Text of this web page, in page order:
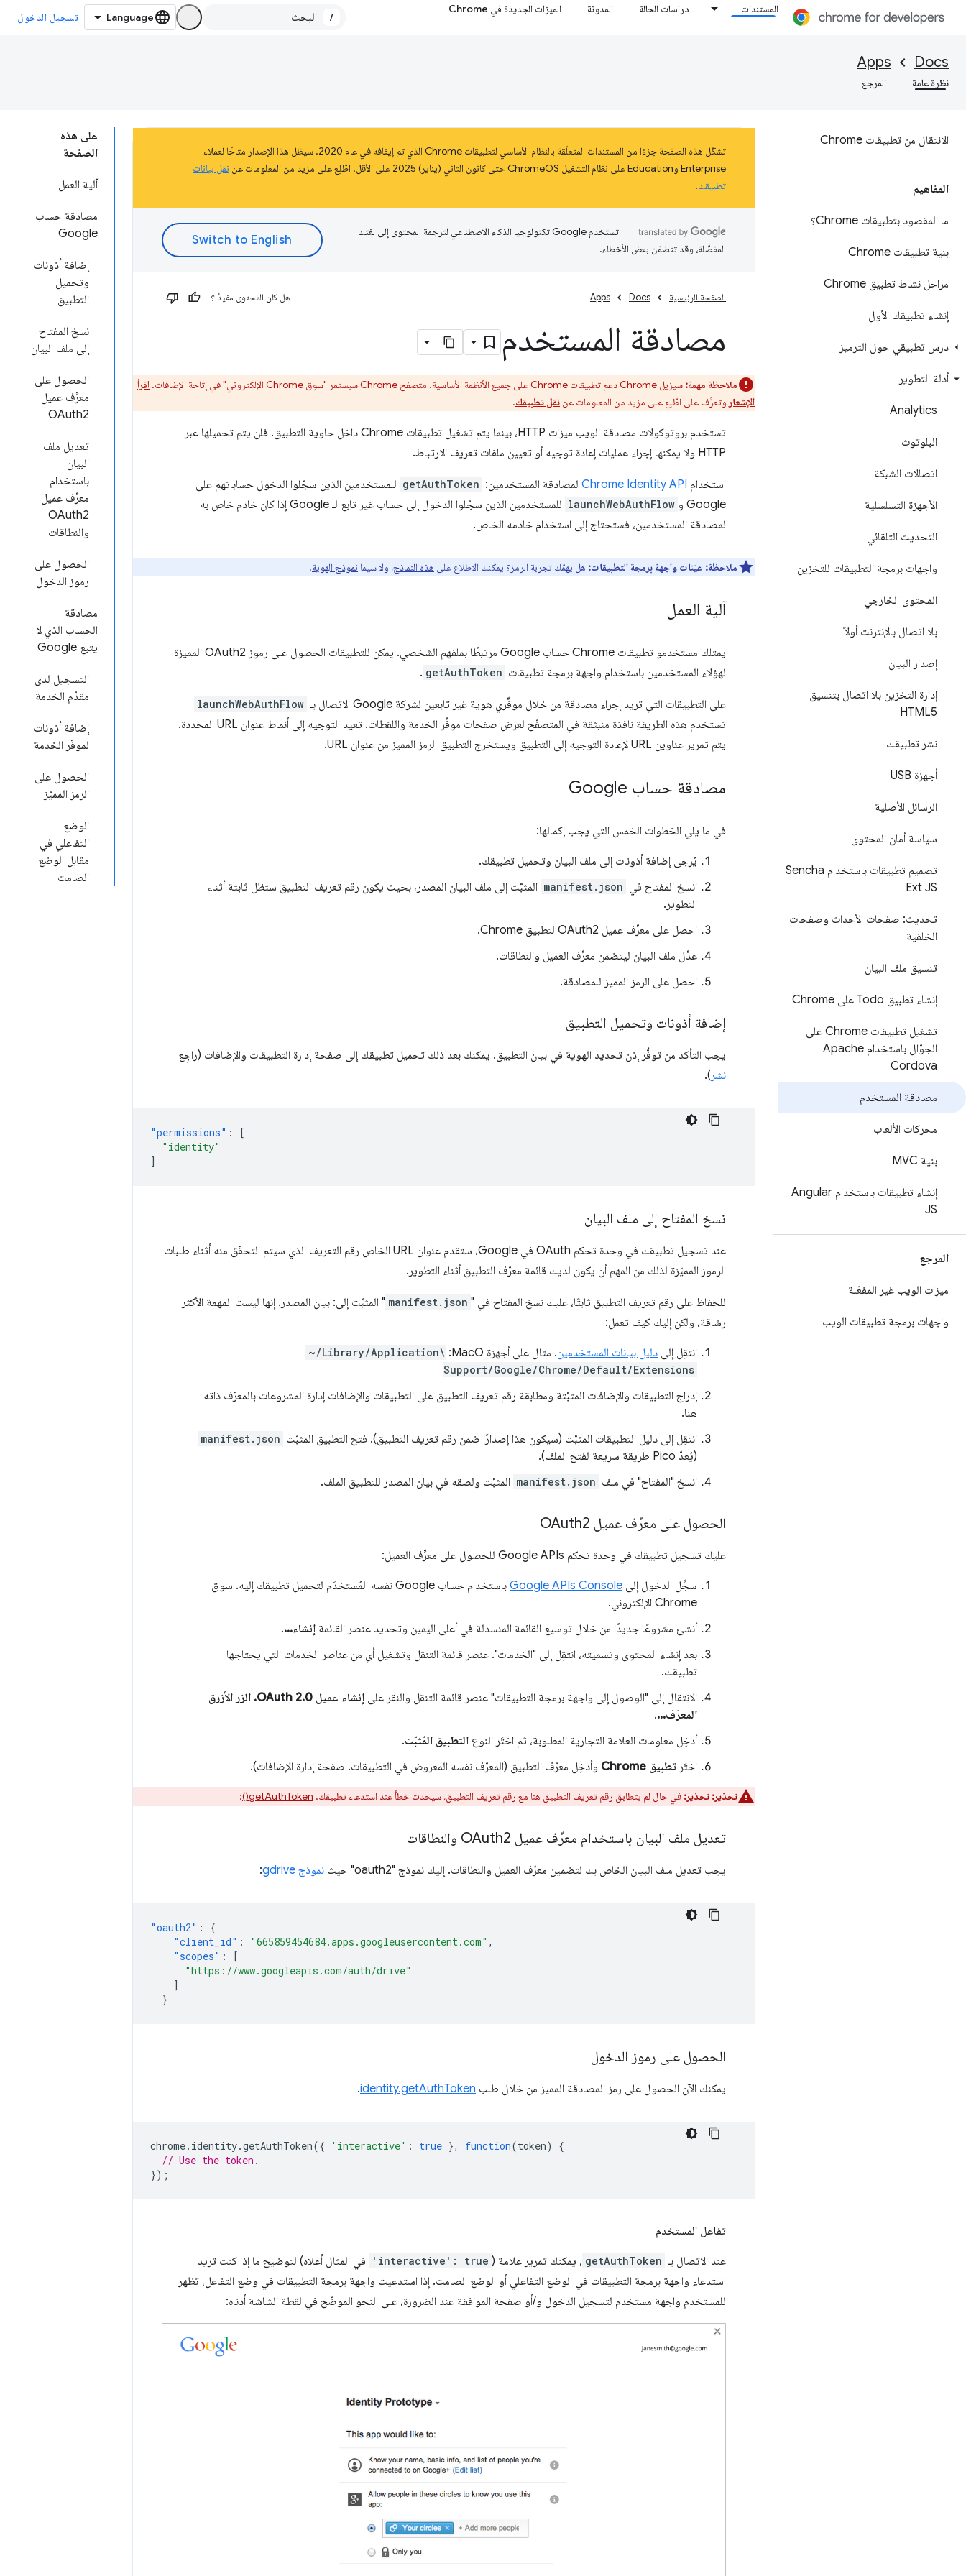
المستندات دراسات الحالة المدونة الميزات الجديدة في Chrome
/ تسجيل الدخول
Docs
Apps
نظرة عامة المرجع
الانتقال من تطبيقات Chrome
المفاهيم
ما المقصود بتطبيقات Chrome؟
بنية تطبيقات Chrome
مراحل نشاط تطبيق Chrome
إنشاء تطبيقك الأول
درس تطبيقي حول الترميز
أدلة التطوير
Analytics
البلوتوث
اتصالات الشبكة
الأجهزة التسلسلية
التحديث التلقائي
واجهات برمجة التطبيقات للتخزين
المحتوى الخارجي
بلا اتصال بالإنترنت أولاً
إصدار البيان
إدارة التخزين بلا اتصال بتنسيق
HTML5
نشر تطبيقك
أجهزة USB
الرسائل الأصلية
سياسة أمان المحتوى
تصميم تطبيقات باستخدام Sencha
Ext JS
تحديث: صفحات الأحداث وصفحات
الخلفية
تنسيق ملف البيان
إنشاء تطبيق Todo على Chrome
تشغيل تطبيقات Chrome على
الجوّال باستخدام Apache
Cordova
مصادقة المستخدم
محركات الألعاب
بنية MVC
إنشاء تطبيقات باستخدام Angular
JS
المرجع
ميزات الويب غير المفعّلة
واجهات برمجة تطبيقات الويب
على هذه
الصفحة
آلية العمل
مصادقة حساب
Google
إضافة أذونات
وتحميل
التطبيق
نسخ المفتاح
إلى ملف البيان
الحصول على
معرِّف عميل
OAuth2
تعديل ملف
البيان
باستخدام
معرِّف عميل
OAuth2
والنطاقات
الحصول على
رموز الدخول
مصادقة
الحساب الذي لا
يتبع Google
التسجيل لدى
مقدّم الخدمة
إضافة أذونات
لموفّر الخدمة
الحصول على
الرمز المميّز
الوضع
التفاعلي في
مقابل الوضع
الصامت
تشكّل هذه الصفحة جزءًا من المستندات المتعلّقة بالنظام الأساسي لتطبيقات Chrome الذي تم إيقافه في عام 2020. سيظل هذا الإصدار متاحًا لعملاء
Enterprise وEducation على نظام التشغيل ChromeOS حتى كانون الثاني (يناير) 2025 على الأقل. اطّلِع على مزيد من المعلومات عن
نقل بيانات
تطبيقك.
تستخدم Google تكنولوجيا الذكاء الاصطناعي لترجمة المحتوى إلى لغتك
المفضّلة، وقد تتضمّن بعض الأخطاء.
الصفحة الرئيسية Docs
Apps هل كان المحتوى مفيدًا؟
مصادقة المستخدم
ملاحظة مهمة: سيزيل Chrome دعم تطبيقات Chrome على جميع الأنظمة الأساسية. متصفح Chrome سيستمر "سوق Chrome الإلكتروني" في إتاحة الإضافات.
اقرأ
الإشعار وتعرَّف على اطّلِع على مزيد من المعلومات عن نقل تطبيقك.
تستخدم بروتوكولات مصادقة الويب ميزات HTTP، بينما يتم تشغيل تطبيقات Chrome داخل حاوية التطبيق. فلن يتم تحميلها عبر
HTTP ولا يمكنها إجراء عمليات إعادة توجيه أو تعيين ملفات تعريف الارتباط.
استخدام Chrome Identity API لمصادقة المستخدمين: getAuthToken للمستخدمين الذين سجّلوا الدخول حساباتهم على
Google و
launchWebAuthFlow
للمستخدمين الذين سجّلوا الدخول إلى حساب غير تابع لـ Google إذا كان خادم خاص به
لمصادقة المستخدمين، فستحتاج إلى استخدام خادمه الخاص.
ملاحظة: عيّنات واجهة برمجة التطبيقات: هل يهمّك تجربة الرمز؟ يمكنك الاطلاع على هذه النماذج، ولا سيما نموذج الهوية.
آلية العمل
يمتلك مستخدمو تطبيقات Chrome حساب Google مرتبطًا بملفهم الشخصي. يمكن للتطبيقات الحصول على رموز OAuth2 المميزة
لهؤلاء المستخدمين باستخدام واجهة برمجة تطبيقات getAuthToken
.
على التطبيقات التي تريد إجراء مصادقة من خلال موفِّري هوية غير تابعين لشركة Google الاتصال بـ launchWebAuthFlow
تستخدم هذه الطريقة نافذة منبثقة في المتصفّح لعرض صفحات موفِّر الخدمة واللقطات. تعيد التوجيه إلى أنماط عنوان URL المحددة.
يتم تمرير عناوين URL لإعادة التوجيه إلى التطبيق ويستخرج التطبيق الرمز المميز من عنوان URL.
مصادقة حساب Google
في ما يلي الخطوات الخمس التي يجب إكمالها:
يُرجى إضافة أذونات إلى ملف البيان وتحميل تطبيقك.
انسخ المفتاح في manifest.json المثبَّت إلى ملف البيان المصدر، بحيث يكون رقم تعريف التطبيق ستظل ثابتة أثناء
التطوير.
احصل على معرِّف عميل OAuth2 لتطبيق Chrome.
عدِّل ملف البيان ليتضمن معرِّف العميل والنطاقات.
احصل على الرمز المميز للمصادقة.
إضافة أذونات وتحميل التطبيق
يجب التأكد من توفُّر إذن تحديد الهوية في بيان التطبيق. يمكنك بعد ذلك تحميل تطبيقك إلى صفحة إدارة التطبيقات والإضافات (راجِع
نشر ).
"permissions" :
[
"identity"
]
نسخ المفتاح إلى ملف البيان
عند تسجيل تطبيقك في وحدة تحكم OAuth في Google، ستقدم عنوان URL الخاص رقم التعريف الذي سيتم التحقّق منه أثناء طلبات
الرموز المميّزة لذلك من المهم أن يكون لديك قائمة معرّف التطبيق أثناء التطوير.
للحفاظ على رقم تعريف التطبيق ثابتًا، عليك نسخ المفتاح في " manifest.json " المثبَّت إلى: بيان المصدر. إنها ليست المهمة الأكثر
رشاقة، ولكن إليك كيف تعمل:
انتقِل إلى دليل بيانات المستخدمين. مثال على أجهزة MacO:
~/Library/Application\
Support/Google/Chrome/Default/Extensions
إدراج التطبيقات والإضافات المثبَّتة ومطابقة رقم تعريف التطبيق على التطبيقات والإضافات إدارة المشروعات بالمعرّف ذاته
هنا.
انتقِل إلى دليل التطبيقات المثبَّت (سيكون هذا إصدارًا ضمن رقم تعريف التطبيق). فتح التطبيق المثبّت manifest.json
(يُعدّ Pico طريقة سريعة لفتح الملف).
انسخ "المفتاح" في ملف manifest.json المثبَّت ولصقه في بيان المصدر للتطبيق الملف.
الحصول على معرِّف عميل OAuth2
عليك تسجيل تطبيقك في وحدة تحكم Google APIs للحصول على معرِّف العميل:
سجِّل الدخول إلى Google APIs Console
باستخدام حساب Google نفسه المُستخدَم لتحميل تطبيقك إليه. سوق
Chrome الإلكتروني.
أنشئ مشروعًا جديدًا من خلال توسيع القائمة المنسدلة في أعلى اليمين وتحديد عنصر القائمة إنشاء....
بعد إنشاء المحتوى وتسميته، انتقِل إلى "الخدمات". عنصر قائمة التنقل وتشغيل أي من عناصر الخدمات التي يحتاجها
تطبيقك.
الانتقال إلى "الوصول إلى واجهة برمجة التطبيقات" عنصر قائمة التنقل والنقر على
إنشاء عميل OAuth 2.0. الزر الأزرق
المعرّف....
أدخِل معلومات العلامة التجارية المطلوبة، ثم اختَر النوع التطبيق المُثبّت.
اختَر تطبيق Chrome وأدخِل معرّف التطبيق (المعرّف نفسه المعروض في التطبيقات. صفحة إدارة الإضافات).
تحذير: تحذير: في حال لم يتطابق رقم تعريف التطبيق هنا مع رقم تعريف التطبيق، سيحدث خطأ عند استدعاء تطبيقك. getAuthToken()
:
تعديل ملف البيان باستخدام معرِّف عميل OAuth2 والنطاقات
يجب تعديل ملف البيان الخاص بك لتضمين معرّف العميل والنطاقات. إليك نموذج "oauth2" حيث نموذج gdrive :
"oauth2" :
{
"client_id" : "665859454684.apps.googleusercontent.com" ,
"scopes" :
[
"https://www.googleapis.com/auth/drive"
]
}
الحصول على رموز الدخول
يمكنك الآن الحصول على رمز المصادقة المميز من خلال طلب identity.getAuthToken
.
chrome. identity.getAuthToken({ 'interactive' : true }, function(token)
{
// Use the token.
});
تفاعل المستخدم
عند الاتصال بـ getAuthToken ، يمكنك تمرير علامة ( 'interactive': true
في المثال أعلاه) لتوضيح ما إذا كنت تريد
استدعاء واجهة برمجة التطبيقات في الوضع التفاعلي أو الوضع الصامت. إذا استدعيت واجهة برمجة التطبيقات في وضع التفاعل، تظهر
للمستخدم واجهة مستخدم لتسجيل الدخول و/أو صفحة الموافقة عند الضرورة، على النحو الموضّح في لقطة الشاشة أدناه: